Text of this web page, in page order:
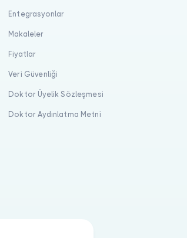
Entegrasyonlar
Makaleler
Fiyatlar
Veri Güvenliği
Doktor Üyelik Sözleşmesi
Doktor Aydınlatma Metni